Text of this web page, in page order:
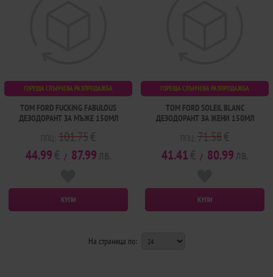
ГОРЕЩА СЛЪНЧЕВА РАЗПРОДАЖБА
TOM FORD FUCKING FABULOUS
ДЕЗОДОРАНТ ЗА МЪЖЕ 150МЛ
101.75
44.99
/ 87.99
КУПИ
ГОРЕЩА СЛЪНЧЕВА РАЗПРОДАЖБА
TOM FORD SOLEIL BLANC
ДЕЗОДОРАНТ ЗА ЖЕНИ 150МЛ
71.58
41.41
/ 80.99
КУПИ
На страница по: